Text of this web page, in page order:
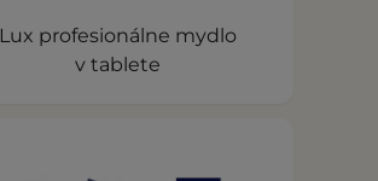
Lux profesionálne mydlo
v tablete